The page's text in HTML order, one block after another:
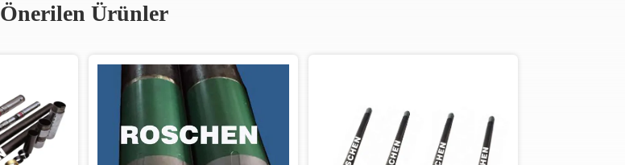
Önerilen Ürünler